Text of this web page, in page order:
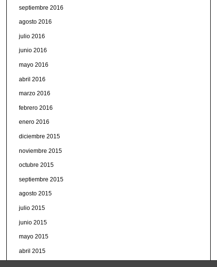
septiembre 2016
agosto 2016
julio 2016
junio 2016
mayo 2016
abril 2016
marzo 2016
febrero 2016
enero 2016
diciembre 2015
noviembre 2015
octubre 2015
septiembre 2015
agosto 2015
julio 2015
junio 2015
mayo 2015
abril 2015